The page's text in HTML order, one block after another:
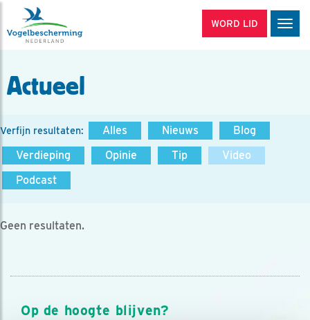
WORD LID
Actueel
Verfijn resultaten: Alles Nieuws
Blog
Verdieping
Opinie Tip
Video
Podcast
Geen resultaten.
Op de hoogte blijven?